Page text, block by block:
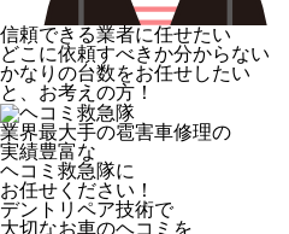
信頼できる業者に任せたい
どこに依頼すべきか分からない
かなりの台数をお任せしたい
と、お考えの方！
業界最大手の雹害車修理の
実績豊富な
ヘコミ救急隊に
お任せください！
デントリペア技術で
大切なお車のヘコミを